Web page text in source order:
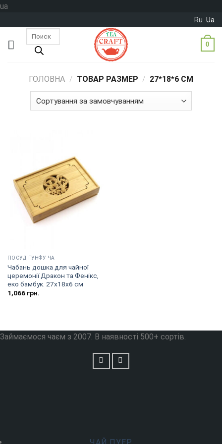
ua
content
Ru Ua
0
ГОЛОВНА / ТОВАР РАЗМЕР / 27*18*6 СМ
ПОСУД ГУНФУ ЧА
Чабань дошка для чайної
церемонії Дракон та Фенікс,
еко бамбук. 27х18х6 см
1,066грн.
Займаємося чаєм з 2007. В наявності 500+ сортів.